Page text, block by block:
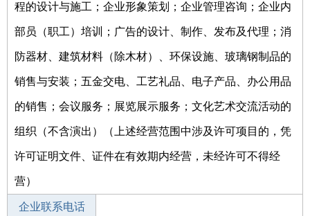
程的设计与施工；企业形象策划；企业管理咨询；企业内
部员（职工）培训；广告的设计、制作、发布及代理；消
防器材、建筑材料（除木材）、环保设施、玻璃钢制品的
销售与安装；五金交电、工艺礼品、电子产品、办公用品
的销售；会议服务；展览展示服务；文化艺术交流活动的
组织（不含演出）（上述经营范围中涉及许可项目的，凭
许可证明文件、证件在有效期内经营，未经许可不得经
营）
企业联系电话